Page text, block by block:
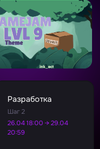
Разработка
Шаг 2
26.04 18:00 → 29.04
20:59